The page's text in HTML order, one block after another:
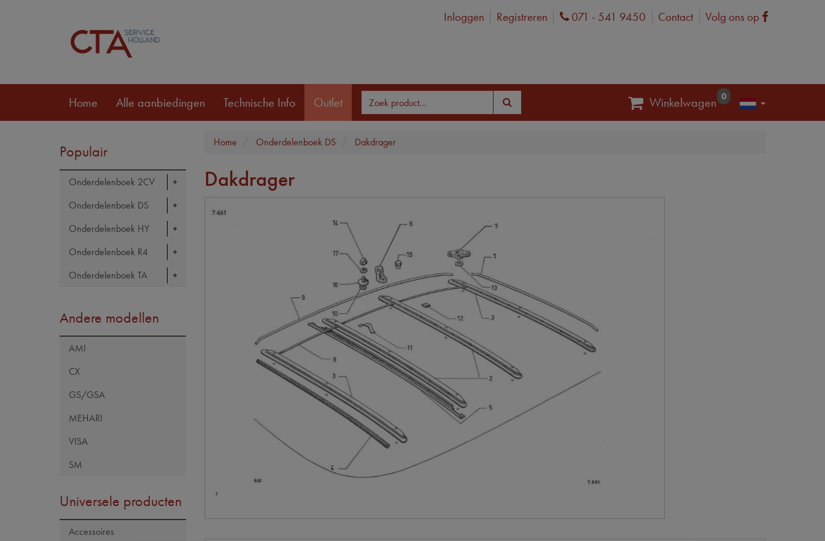
Inloggen Registreren Phone
071 - 541 9450 Contact Volg ons op Facebook
Home Alle aanbiedingen Technische Info Outlet Winkelwagen 0
Populair
Onderdelenboek 2CV
Onderdelenboek DS
Onderdelenboek HY
Onderdelenboek R4
Onderdelenboek TA
Andere modellen
AMI
CX
GS/GSA
MEHARI
VISA
SM
Universele producten
Accessoires
Home Onderdelenboek DS Dakdrager
Dakdrager